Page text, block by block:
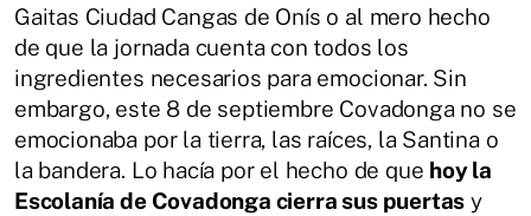
Gaitas Ciudad Cangas de Onís o al mero hecho
de que la jornada cuenta con todos los
ingredientes necesarios para emocionar. Sin
embargo, este 8 de septiembre Covadonga no se
emocionaba por la tierra, las raíces, la Santina o
la bandera. Lo hacía por el hecho de que hoy la
Escolanía de Covadonga cierra sus puertas y